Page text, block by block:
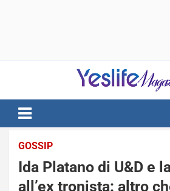
notizie di intrattenimento
GOSSIP
Ida Platano di U&D e
all’ex tronista: altro